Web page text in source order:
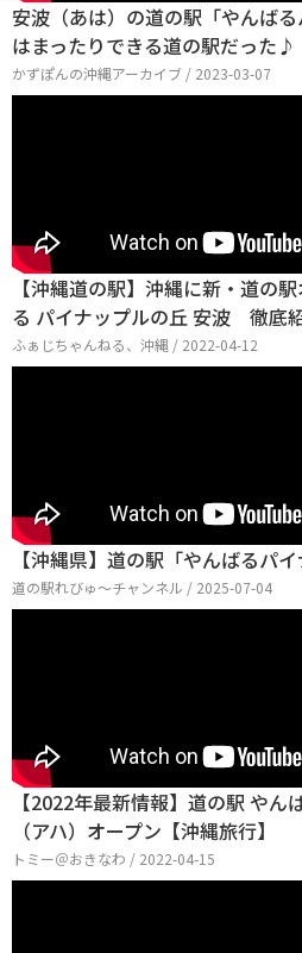
安波（あは）の道の駅「やんばる
はまったりできる道の駅だった♪
かずぽんの沖縄アーカイブ / 2023-03-07
【沖縄道の駅】沖縄に新・道の
る パイナップルの丘 安波 徹底
ふぁじちゃんねる、沖縄 / 2022-04-12
【沖縄県】道の駅「やんばるパ
道の駅れびゅ〜チャンネル / 2025-07-04
【2022年最新情報】道の駅 や
（アハ）オープン【沖縄旅行】
トミー＠おきなわ / 2022-04-15